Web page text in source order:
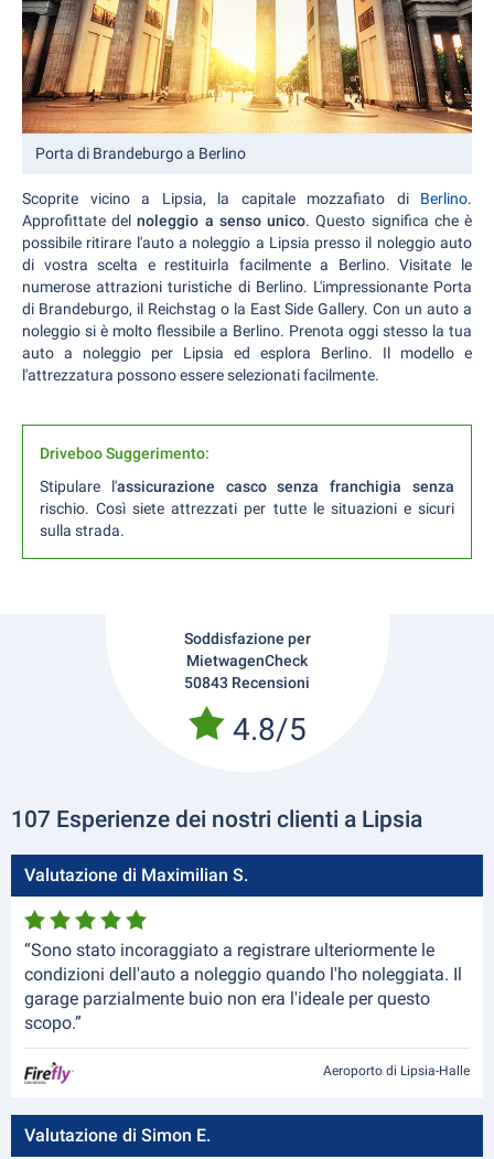
Porta di Brandeburgo a Berlino
Scoprite vicino a Lipsia, la capitale mozzafiato di Berlino.
Approfittate delnoleggio a senso unico. Questo significa che è
possibile ritirare l'auto a noleggio a Lipsia presso il noleggio auto
di vostra scelta e restituirla facilmente a Berlino. Visitate le
numerose attrazioni turistiche di Berlino. L'impressionante Porta
di Brandeburgo, il Reichstag o la East Side Gallery. Con un auto a
noleggio si è molto flessibile a Berlino. Prenota oggi stesso la tua
auto a noleggio per Lipsia ed esplora Berlino. Il modello e
l'attrezzatura possono essere selezionati facilmente.
Driveboo Suggerimento:
Stipulare l'assicurazione casco senza franchigia senza
rischio. Così siete attrezzati per tutte le situazioni e sicuri
sulla strada.
Soddisfazione per
MietwagenCheck
50843 Recensioni
4.8/5
107 Esperienze dei nostri clienti a Lipsia
Valutazione di Maximilian S.
“Sono stato incoraggiato a registrare ulteriormente le
condizioni dell'auto a noleggio quando l'ho noleggiata. Il
garage parzialmente buio non era l'ideale per questo
scopo.”
Aeroporto di Lipsia-Halle
Valutazione di Simon E.